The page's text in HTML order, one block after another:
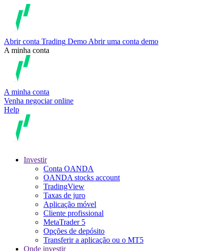
Abrir conta Trading Demo Abrir uma conta demo
A minha conta
A minha conta
Venha negociar online
Help
Investir
Conta OANDA
OANDA stocks account
TradingView
Taxas de juro
Aplicação móvel
Cliente profissional
MetaTrader 5
Opções de depósito
Transferir a aplicação ou o MT5
Onde investir